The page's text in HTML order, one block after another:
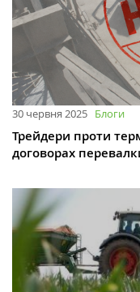
30 червня 2025 Блоги
Трейдери проти
договорах